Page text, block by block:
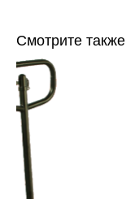
Смотрите также